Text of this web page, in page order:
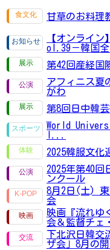
甘草のお料理
【オンライン
ol.39－韓国
第42回産経国
アフィニス夏
がわ
第8回日中韓
World
2025韓服文化
2025年第40回
ンクール
8月2日(土) 東
会
映画『流れゆ
会＆監督チェ
下北沢日韓交
ザ会」8月の